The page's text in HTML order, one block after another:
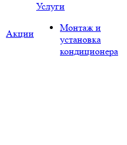
Акции
Услуги
Монтаж и
установка
кондиционера